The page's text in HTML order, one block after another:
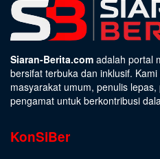
Siaran-Berita.com adalah portal
bersifat terbuka dan inklusif.
masyarakat umum, penulis
pengamat untuk berkontribusi
KonSiBer